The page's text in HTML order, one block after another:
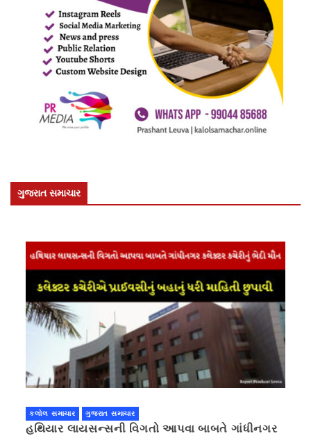
ગુજરાત સમાચાર
કલોલ સમાચાર ગુજરાત સમાચાર
હથિયાર લાયસન્સની વિગતો આપવા બાબતે ગાંધીનગર